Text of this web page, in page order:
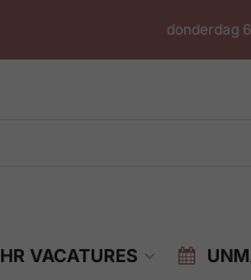
donderdag
HR VACATURES